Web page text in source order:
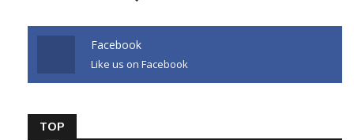
Facebook
Like us on Facebook
TOP